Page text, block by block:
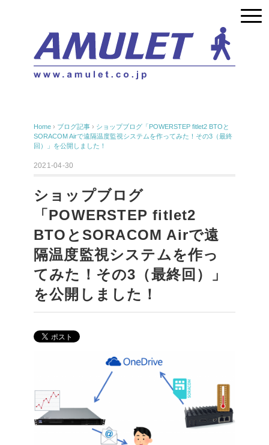
Home › ブログ記事 › ショップブログ「POWERSTEP fitlet2 BTOと
SORACOM Airで遠隔温度監視システムを作ってみた！その3（最終
回）」を公開しました！
2021-04-30
ショップブログ
「POWERSTEP fitlet2
BTOとSORACOM Airで遠
隔温度監視システムを作っ
てみた！その3（最終回）」
を公開しました！